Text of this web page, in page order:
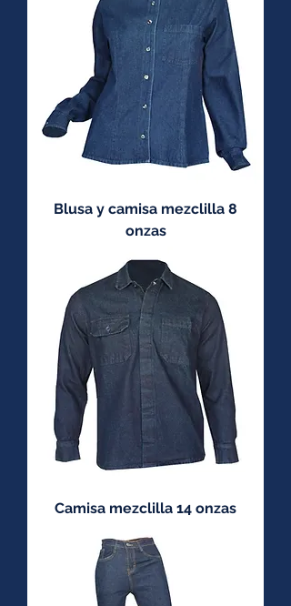
Blusa y camisa mezclilla 8
onzas
Camisa mezclilla 14 onzas